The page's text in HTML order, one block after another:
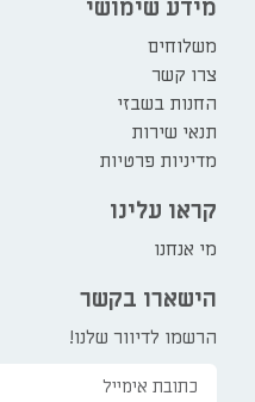
מידע שימושי
משלוחים
צרו קשר
החנות בשבזי
תנאי שירות
מדיניות פרטיות
קראו עלינו
מי אנחנו
הישארו בקשר
הרשמו לדיוור שלנו!